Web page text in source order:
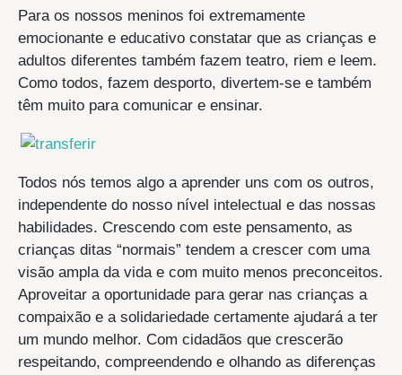
Para os nossos meninos foi extremamente
emocionante e educativo constatar que as crianças e
adultos diferentes também fazem teatro, riem e leem.
Como todos, fazem desporto, divertem-se e também
têm muito para comunicar e ensinar.
Todos nós temos algo a aprender uns com os outros,
independente do nosso nível intelectual e das nossas
habilidades. Crescendo com este pensamento, as
crianças ditas “normais” tendem a crescer com uma
visão ampla da vida e com muito menos preconceitos.
Aproveitar a oportunidade para gerar nas crianças a
compaixão e a solidariedade certamente ajudará a ter
um mundo melhor. Com cidadãos que crescerão
respeitando, compreendendo e olhando as diferenças